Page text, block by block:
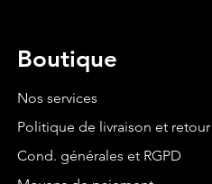
Boutique
Nos services
Politique de livraison et retour
Cond. générales et RGPD